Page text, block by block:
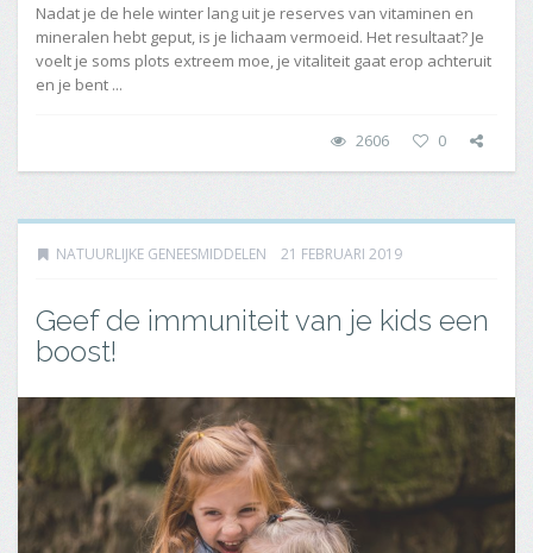
Nadat je de hele winter lang uit je reserves van vitaminen en
mineralen hebt geput, is je lichaam vermoeid. Het resultaat? Je
voelt je soms plots extreem moe, je vitaliteit gaat erop achteruit
en je bent ...
2606 0
NATUURLIJKE GENEESMIDDELEN 21 FEBRUARI 2019
Geef de immuniteit van je kids een
boost!